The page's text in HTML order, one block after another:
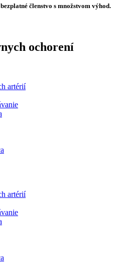
členstvo s množstvom výhod.
ochorení
artérií
artérií